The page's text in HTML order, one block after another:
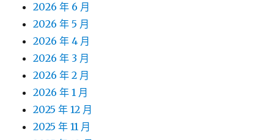
2026 年 6 月
2026 年 5 月
2026 年 4 月
2026 年 3 月
2026 年 2 月
2026 年 1 月
2025 年 12 月
2025 年 11 月